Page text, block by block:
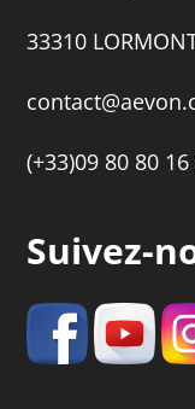
33310
(+33)09 80 80 16
Suivez-